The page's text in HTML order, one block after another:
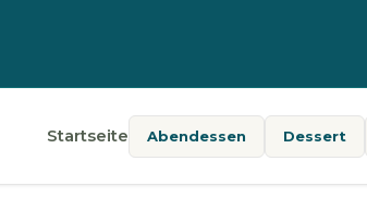
Startseite Abendessen Dessert